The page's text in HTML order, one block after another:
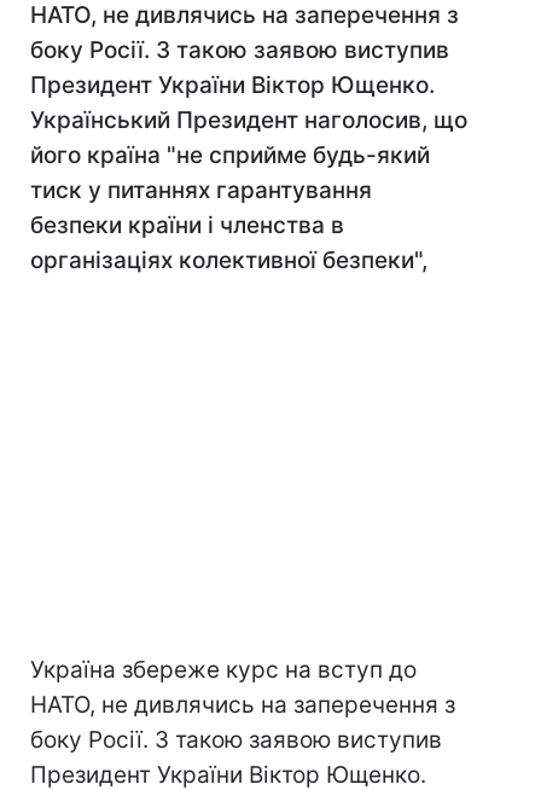
НАТО, не дивлячись на заперечення з
боку Росії. З такою заявою виступив
Президент України Віктор Ющенко.
Український Президент наголосив, що
його країна "не сприйме будь-який
тиск у питаннях гарантування
безпеки країни і членства в
організаціях колективної безпеки",
Україна збереже курс на вступ до
НАТО, не дивлячись на заперечення з
боку Росії. З такою заявою виступив
Президент України Віктор Ющенко.